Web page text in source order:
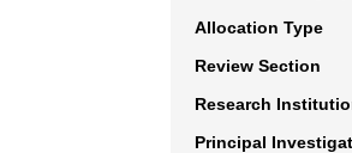
Allocation Type
Review Section
Research
Principal